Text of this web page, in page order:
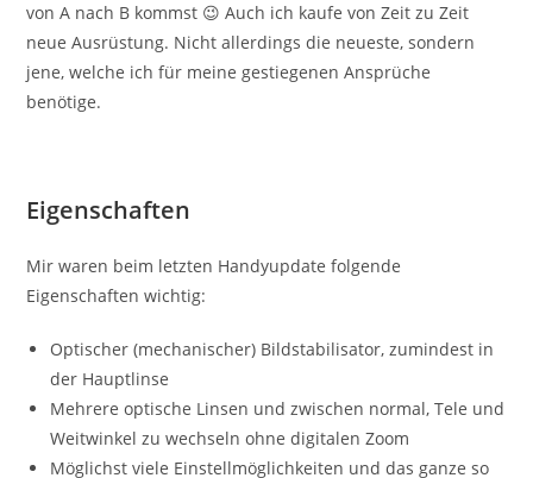
von A nach B kommst 😉 Auch ich kaufe von Zeit zu Zeit
neue Ausrüstung. Nicht allerdings die neueste, sondern
jene, welche ich für meine gestiegenen Ansprüche
benötige.
Eigenschaften
Mir waren beim letzten Handyupdate folgende
Eigenschaften wichtig:
Optischer (mechanischer) Bildstabilisator, zumindest in
der Hauptlinse
Mehrere optische Linsen und zwischen normal, Tele und
Weitwinkel zu wechseln ohne digitalen Zoom
Möglichst viele Einstellmöglichkeiten und das ganze so